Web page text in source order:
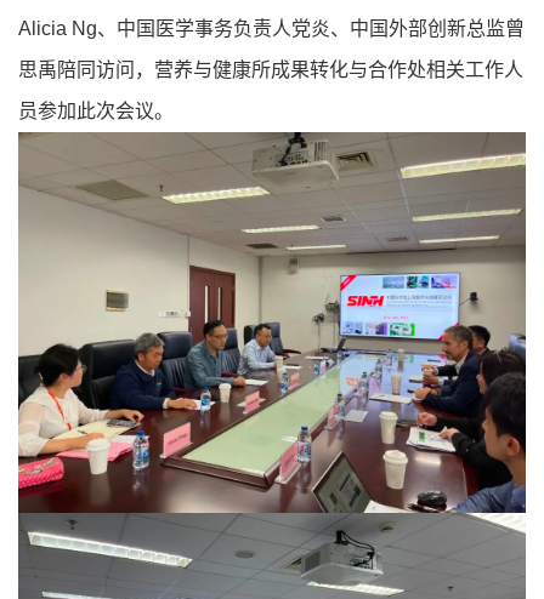
Alicia Ng、中国医学事务负责人党炎、中国外部创新总监曾
思禹陪同访问，营养与健康所成果转化与合作处相关工作人
员参加此次会议。